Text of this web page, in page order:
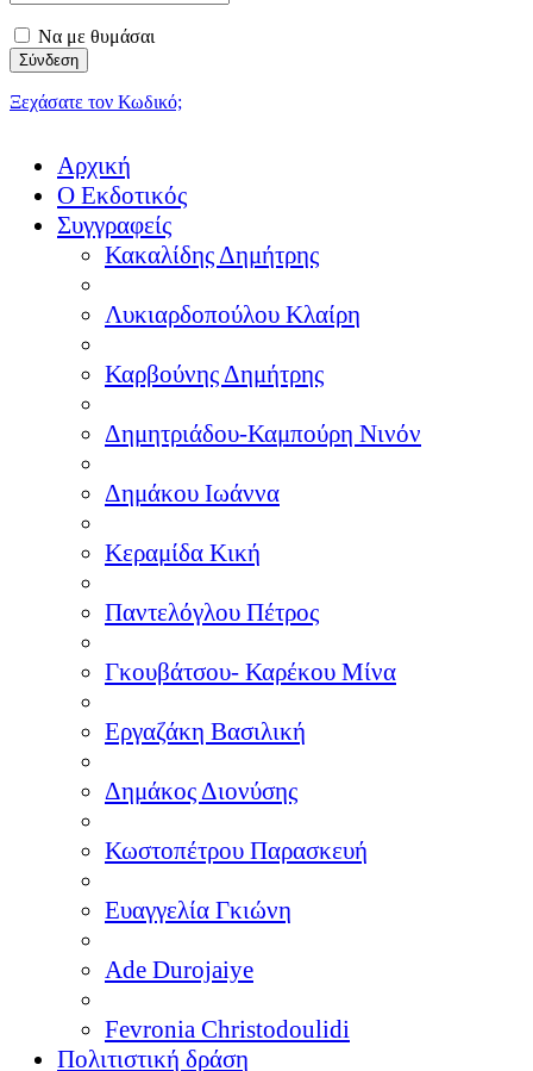
Να με θυμάσαι
Ξεχάσατε τον Κωδικό;
Αρχική
Ο Εκδοτικός
Συγγραφείς
Κακαλίδης Δημήτρης
Λυκιαρδοπούλου Κλαίρη
Καρβούνης Δημήτρης
Δημητριάδου-Καμπούρη Νινόν
Δημάκου Ιωάννα
Κεραμίδα Κική
Παντελόγλου Πέτρος
Γκουβάτσου- Καρέκου Μίνα
Εργαζάκη Βασιλική
Δημάκος Διονύσης
Κωστοπέτρου Παρασκευή
Ευαγγελία Γκιώνη
Ade Durojaiye
Fevronia Christodoulidi
Πολιτιστική δράση